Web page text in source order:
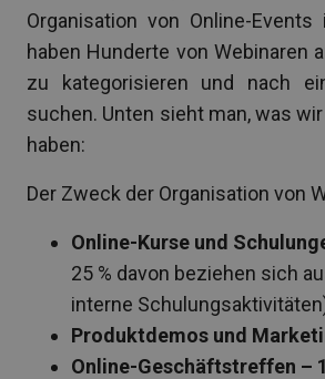
Organisation von Online-Events
haben Hunderte von Webinaren
zu kategorisieren und nach
suchen. Unten sieht man, was
haben:
Der Zweck der Organisation von
Online-Kurse und
25 % davon beziehen sich
interne
Produktdemos und
Online-Geschäftstreffen –